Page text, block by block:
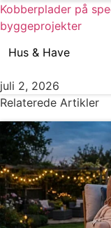
Kobberplader på
byggeprojekter
Hus & Have
juli 2, 2026
Relaterede Artikler